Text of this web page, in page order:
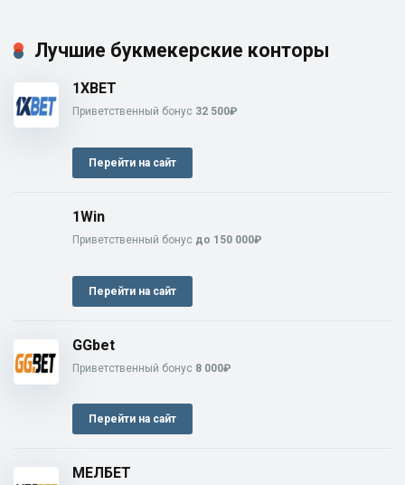
Лучшие букмекерские конторы
1XBET
Приветственный бонус 32 500₽
Перейти на сайт
1Win
Приветственный бонус до 150 000₽
Перейти на сайт
GGbet
Приветственный бонус 8 000₽
Перейти на сайт
МЕЛБЕТ